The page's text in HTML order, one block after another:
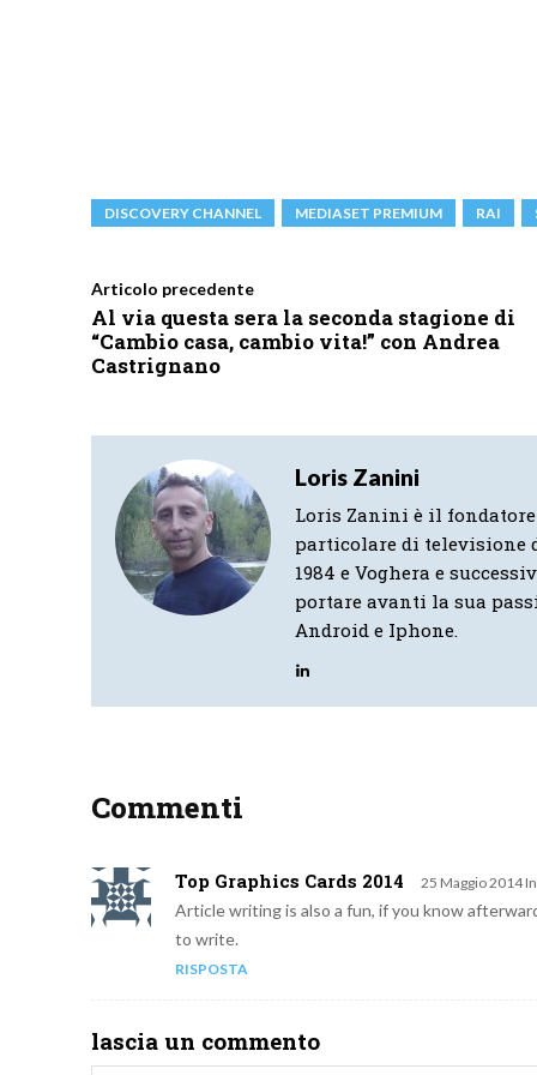
DISCOVERY CHANNEL MEDIASET PREMIUM RAI
Articolo precedente
Al via questa sera la seconda stagione di
“Cambio casa, cambio vita!” con Andrea
Castrignano
Loris Zanini
Loris Zanini è il
particolare di televisione
1984 e Voghera e
portare avanti la sua
Android e Iphone.
Commenti
Top Graphics Cards 2014 25 Maggio 2014
Article writing is also a fun, if you know
to write.
RISPOSTA
lascia un commento